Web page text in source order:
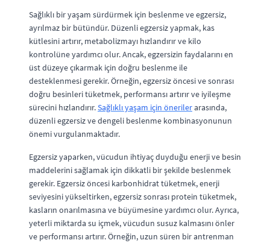
Sağlıklı bir yaşam sürdürmek için beslenme ve egzersiz,
ayrılmaz bir bütündür. Düzenli egzersiz yapmak, kas
kütlesini artırır, metabolizmayı hızlandırır ve kilo
kontrolüne yardımcı olur. Ancak, egzersizin faydalarını en
üst düzeye çıkarmak için doğru beslenme ile
desteklenmesi gerekir. Örneğin, egzersiz öncesi ve sonrası
doğru besinleri tüketmek, performansı artırır ve iyileşme
sürecini hızlandırır.Sağlıklı yaşam için önerilerarasında,
düzenli egzersiz ve dengeli beslenme kombinasyonunun
önemi vurgulanmaktadır.
Egzersiz yaparken, vücudun ihtiyaç duyduğu enerji ve besin
maddelerini sağlamak için dikkatli bir şekilde beslenmek
gerekir. Egzersiz öncesi karbonhidrat tüketmek, enerji
seviyesini yükseltirken, egzersiz sonrası protein tüketmek,
kasların onarılmasına ve büyümesine yardımcı olur. Ayrıca,
yeterli miktarda su içmek, vücudun susuz kalmasını önler
ve performansı artırır. Örneğin, uzun süren bir antrenman